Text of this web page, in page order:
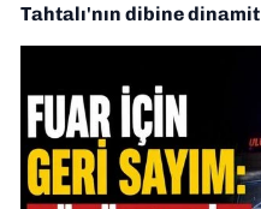
Tahtalı'nın dibine dinamit